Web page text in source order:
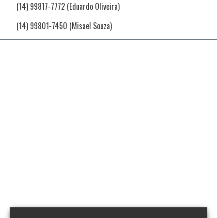
(14) 99817-7772 (Eduardo Oliveira)
(14) 99801-7450 (Misael Souza)